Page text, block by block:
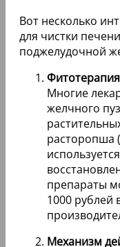
Вот несколько
для чистки
поджелудочной
Многие
желчного
расторопша
препараты
1000 рублей
Механизм